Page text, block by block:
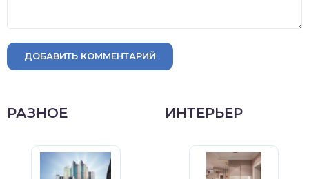
ДОБАВИТЬ КОММЕНТАРИЙ
РАЗНОЕ ИНТЕРЬЕР